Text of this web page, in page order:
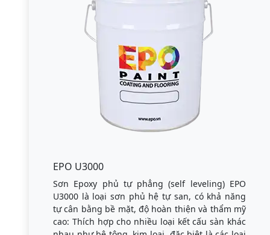
EPO U3000
Sơn Epoxy phủ tự phẳng (self leveling) EPO
U3000 là loại sơn phủ hệ tự san, có khả năng
tự cân bằng bề mặt, độ hoàn thiện và thẩm mỹ
cao: Thích hợp cho nhiều loại kết cấu sàn khác